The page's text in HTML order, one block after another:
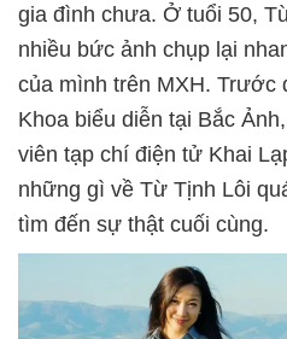
gia đình chưa. Ở tuổi 50,
nhiều bức ảnh chụp lại
của mình trên MXH. Trước
Khoa biểu diễn tại Bắc
viên tạp chí điện tử Khai
những gì về Từ Tịnh Lôi
tìm đến sự thật cuối cùng.